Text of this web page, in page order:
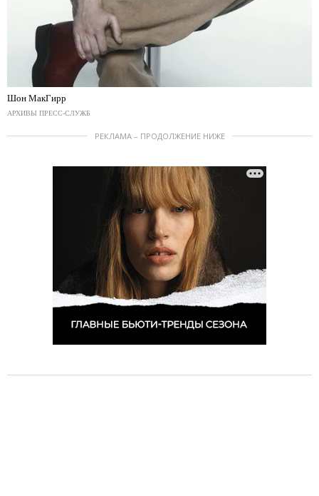
Шон МакГирр
АРХИВЫ ПРЕСС-СЛУЖБ
РЕКЛАМА – ПРОДОЛЖЕНИЕ НИЖЕ